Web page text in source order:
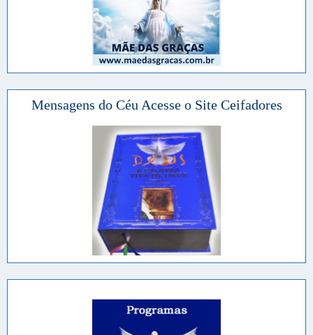
Mensagens do Céu Acesse o Site Ceifadores